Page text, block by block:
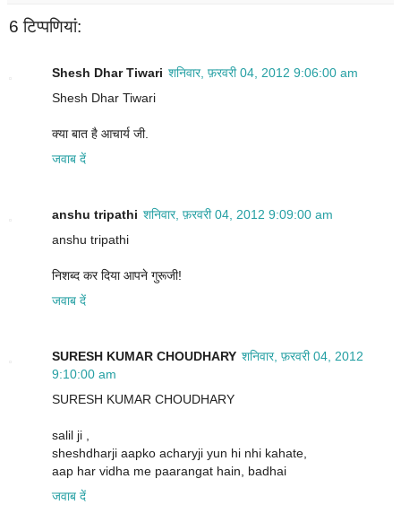
6 टिप्‍पणियां:
Shesh Dhar Tiwari शनिवार, फ़रवरी 04, 2012 9:06:00 am
Shesh Dhar Tiwari
क्या बात है आचार्य जी.
जवाब दें
anshu tripathi शनिवार, फ़रवरी 04, 2012 9:09:00 am
anshu tripathi
निशब्द कर दिया आपने गुरूजी!
जवाब दें
SURESH KUMAR CHOUDHARY शनिवार, फ़रवरी 04, 2012
9:10:00 am
SURESH KUMAR CHOUDHARY
salil ji ,
sheshdharji aapko acharyji yun hi nhi kahate,
aap har vidha me paarangat hain, badhai
जवाब दें